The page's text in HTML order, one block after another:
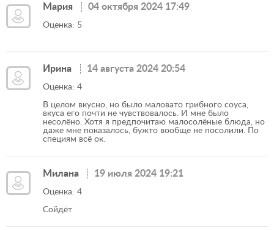
Мария 04 октября 2024 17:49
Оценка: 5
Ирина 14 августа 2024 20:54
Оценка: 4
В целом вкусно, но было маловато грибного соуса,
вкуса его почти не чувствовалось. И мне было
несолёно. Хотя я предпочитаю малосолёные блюда, но
даже мне показалось, бужто вообще не посолили. По
специям всё ок.
Милана 19 июля 2024 19:21
Оценка: 4
Сойдёт